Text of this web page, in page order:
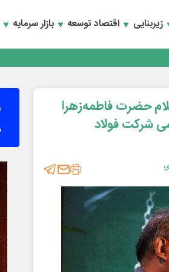
زیربنایی اقتصاد توسعه بازار سرمایه
تجارت و همگرایی منطقه‌ای
تجارت و همگرایی منطقه‌ای
حضرت فاطمه‌زهرا
شرکت فولاد